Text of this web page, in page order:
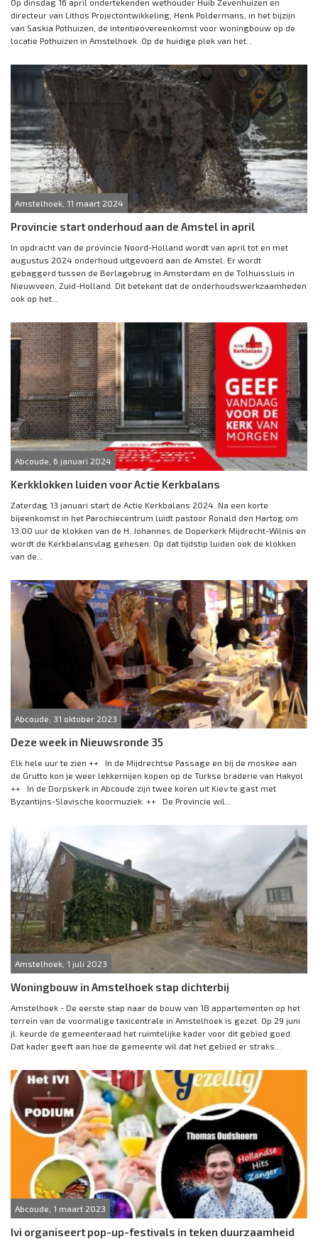
Op dinsdag 16 april ondertekenden wethouder Huib Zevenhuizen en
directeur van Lithos Projectontwikkeling, Henk Poldermans, in het bijzijn
van Saskia Pothuizen, de intentieovereenkomst voor woningbouw op de
locatie Pothuizen in Amstelhoek. Op de huidige plek van het...
Amstelhoek, 11 maart 2024
Provincie start onderhoud aan de Amstel in april
In opdracht van de provincie Noord-Holland wordt van april tot en met
augustus 2024 onderhoud uitgevoerd aan de Amstel. Er wordt
gebaggerd tussen de Berlagebrug in Amsterdam en de Tolhuissluis in
Nieuwveen, Zuid-Holland. Dit betekent dat de onderhoudswerkzaamheden
ook op het...
Abcoude, 6 januari 2024
Kerkklokken luiden voor Actie Kerkbalans
Zaterdag 13 januari start de Actie Kerkbalans 2024. Na een korte
bijeenkomst in het Parochiecentrum luidt pastoor Ronald den Hartog om
13:00 uur de klokken van de H. Johannes de Doperkerk Mijdrecht-Wilnis en
wordt de Kerkbalansvlag gehesen. Op dat tijdstip luiden ook de klokken
van de...
Abcoude, 31 oktober 2023
Deze week in Nieuwsronde 35
Elk hele uur te zien ++ In de Mijdrechtse Passage en bij de moskee aan
de Grutto kon je weer lekkernijen kopen op de Turkse braderie van Hakyol
++ In de Dorpskerk in Abcoude zijn twee koren uit Kiev te gast met
Byzantijns-Slavische koormuziek. ++ De Provincie wil...
Amstelhoek, 1 juli 2023
Woningbouw in Amstelhoek stap dichterbij
Amstelhoek - De eerste stap naar de bouw van 18 appartementen op het
terrein van de voormalige taxicentrale in Amstelhoek is gezet. Op 29 juni
jl. keurde de gemeenteraad het ruimtelijke kader voor dit gebied goed.
Dat kader geeft aan hoe de gemeente wil dat het gebied er straks...
Abcoude, 1 maart 2023
Ivi organiseert pop-up-festivals in teken duurzaamheid